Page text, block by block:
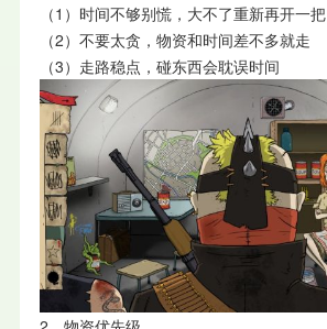
（1）时间不够别慌，大不了重新再开一把
（2）不要太贪，物资和时间差不多就走
（3）走路稳点，碰东西会耽误时间